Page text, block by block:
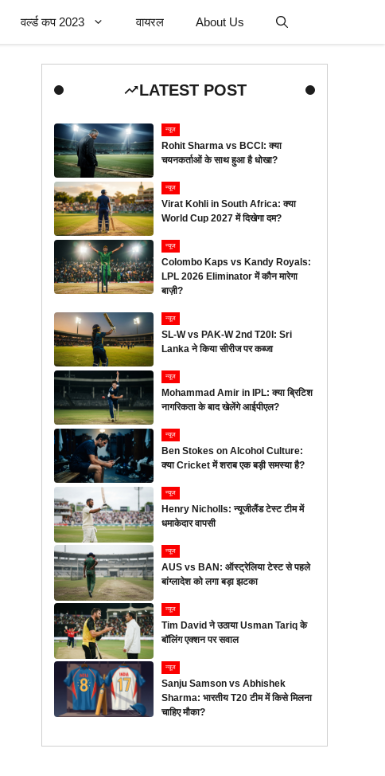
वर्ल्ड कप 2023 वायरल About Us
LATEST POST
न्यूज
Rohit Sharma vs BCCI: क्या
चयनकर्ताओं के साथ हुआ है धोखा?
न्यूज
Virat Kohli in South Africa: क्या
World Cup 2027 में दिखेगा दम?
न्यूज
Colombo Kaps vs Kandy Royals:
LPL 2026 Eliminator में कौन मारेगा
बाज़ी?
न्यूज
SL-W vs PAK-W 2nd T20I: Sri
Lanka ने किया सीरीज पर कब्जा
न्यूज
Mohammad Amir in IPL: क्या ब्रिटिश
नागरिकता के बाद खेलेंगे आईपीएल?
न्यूज
Ben Stokes on Alcohol Culture:
क्या Cricket में शराब एक बड़ी समस्या है?
न्यूज
Henry Nicholls: न्यूजीलैंड टेस्ट टीम में
धमाकेदार वापसी
न्यूज
AUS vs BAN: ऑस्ट्रेलिया टेस्ट से पहले
बांग्लादेश को लगा बड़ा झटका
न्यूज
Tim David ने उठाया Usman Tariq के
बॉलिंग एक्शन पर सवाल
न्यूज
Sanju Samson vs Abhishek
Sharma: भारतीय T20 टीम में किसे मिलना
चाहिए मौका?